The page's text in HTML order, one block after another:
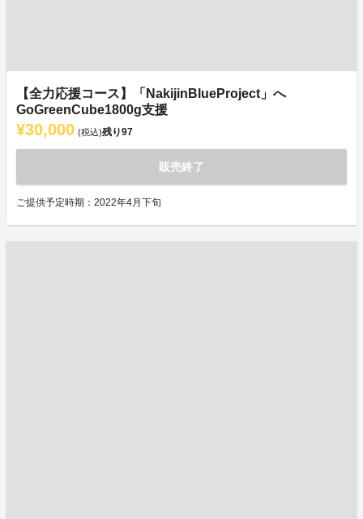
【全力応援コース】「NakijinBlueProject」へ
GoGreenCube1800g支援
¥30,000 (税込)残り97
販売終了
ご提供予定時期：2022年4月下旬